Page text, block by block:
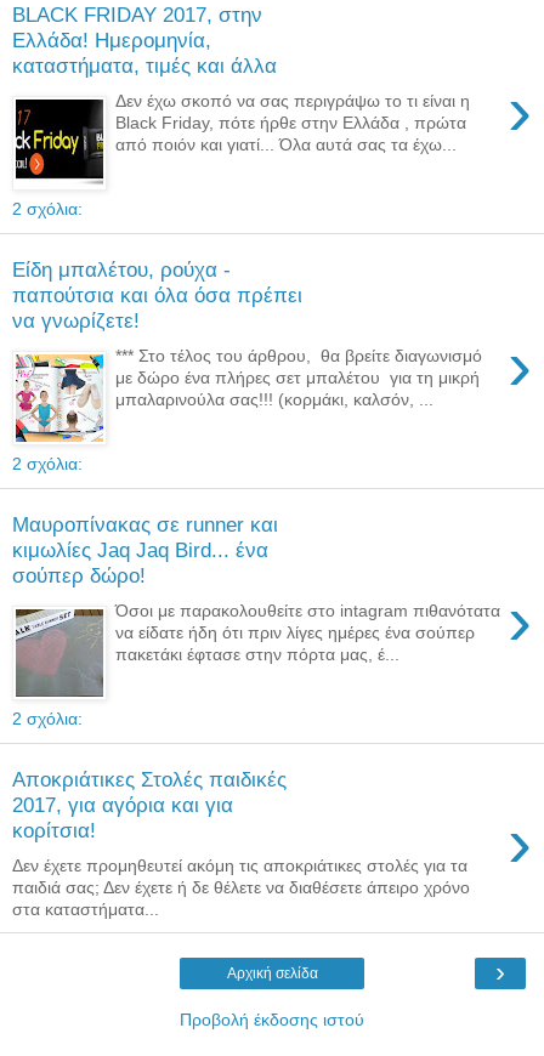
BLACK FRIDAY 2017, στην
Ελλάδα! Ημερομηνία,
καταστήματα, τιμές και άλλα
›
Δεν έχω σκοπό να σας περιγράψω το τι είναι η
Black Friday, πότε ήρθε στην Ελλάδα , πρώτα
από ποιόν και γιατί... Όλα αυτά σας τα έχω...
2 σχόλια:
Είδη μπαλέτου, ρούχα -
παπούτσια και όλα όσα πρέπει
να γνωρίζετε!
›
*** Στο τέλος του άρθρου, θα βρείτε διαγωνισμό
με δώρο ένα πλήρες σετ μπαλέτου για τη μικρή
μπαλαρινούλα σας!!! (κορμάκι, καλσόν, ...
2 σχόλια:
Μαυροπίνακας σε runner και
κιμωλίες Jaq Jaq Bird... ένα
σούπερ δώρο!
›
Όσοι με παρακολουθείτε στο intagram πιθανότατα
να είδατε ήδη ότι πριν λίγες ημέρες ένα σούπερ
πακετάκι έφτασε στην πόρτα μας, έ...
2 σχόλια:
Αποκριάτικες Στολές παιδικές
2017, για αγόρια και για
κορίτσια!
›
Δεν έχετε προμηθευτεί ακόμη τις αποκριάτικες στολές για τα
παιδιά σας; Δεν έχετε ή δε θέλετε να διαθέσετε άπειρο χρόνο
στα καταστήματα...
›
Αρχική σελίδα
Προβολή έκδοσης ιστού